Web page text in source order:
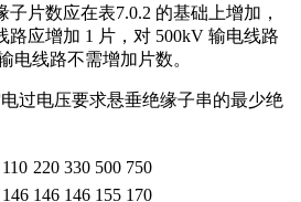
片数应在表7.0.2 的基础上增加，
路应增加 1 片，对 500kV 输电线路
电线路不需增加片数。
过电压要求悬垂绝缘子串的最少绝
110 220 330 500 750
146 146 146 155 170